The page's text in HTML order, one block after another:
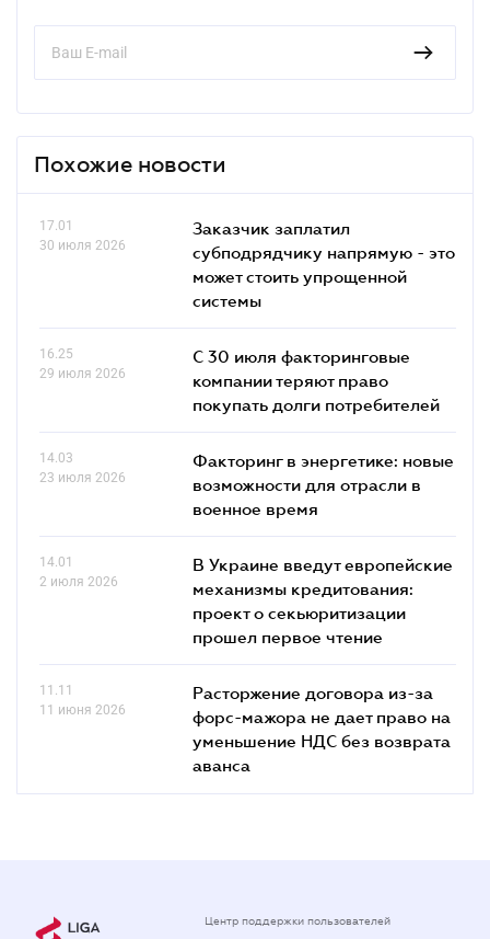
Похожие новости
17.01
30 июля 2026
Заказчик заплатил
субподрядчику напрямую - это
может стоить упрощенной
системы
16.25
29 июля 2026
С 30 июля факторинговые
компании теряют право
покупать долги потребителей
14.03
23 июля 2026
Факторинг в энергетике: новые
возможности для отрасли в
военное время
14.01
2 июля 2026
В Украине введут европейские
механизмы кредитования:
проект о секьюритизации
прошел первое чтение
11.11
11 июня 2026
Расторжение договора из-за
форс-мажора не дает право на
уменьшение НДС без возврата
аванса
Центр поддержки пользователей